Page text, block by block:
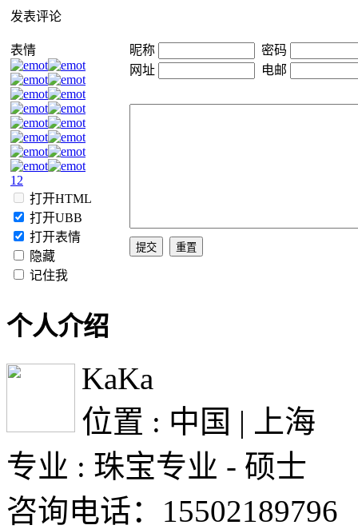
发表评论
表情
1 2
打开HTML
打开UBB
打开表情
隐藏
记住我
昵称
密码
网址
电邮
个人介绍
KaKa
位置 : 中国 | 上海
专业 : 珠宝专业 - 硕士
咨询电话：15502189796